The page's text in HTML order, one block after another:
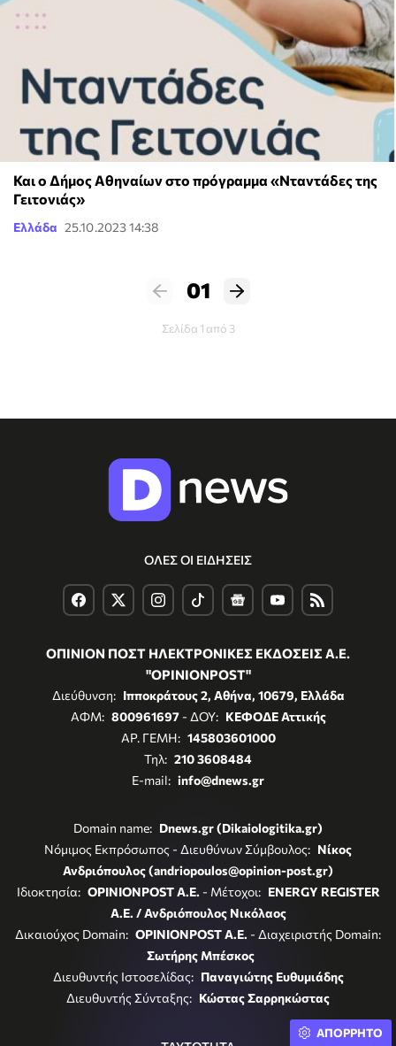
Και ο Δήμος Αθηναίων στο πρόγραμμα «Νταντάδες της
Γειτονιάς»
Ελλάδα 25.10.2023 14:38
01
Σελίδα 1 από 3
ΟΛΕΣ ΟΙ ΕΙΔΗΣΕΙΣ
ΟΠΙΝΙΟΝ ΠΟΣΤ ΗΛΕΚΤΡΟΝΙΚΕΣ ΕΚΔΟΣΕΙΣ Α.Ε.
"OPINIONPOST"
Διεύθυνση: Ιπποκράτους 2, Αθήνα, 10679, Ελλάδα
ΑΦΜ: 800961697- ΔΟΥ: ΚΕΦΟΔΕ Αττικής
ΑΡ. ΓΕΜΗ: 145803601000
Τηλ: 210 3608484
E-mail: info@dnews.gr
Domain name: Dnews.gr (Dikaiologitika.gr)
Νόμιμος Εκπρόσωπος - Διευθύνων Σύμβουλος: Νίκος
Ανδριόπουλος (andriopoulos@opinion-post.gr)
Ιδιοκτησία: OPINIONPOST A.E. - Μέτοχοι: ENERGY REGISTER
Α.Ε. / Ανδριόπουλος Νικόλαος
Δικαιούχος Domain: OPINIONPOST A.E. - Διαχειριστής Domain:
Σωτήρης Μπέσκος
Διευθυντής Ιστοσελίδας: Παναγιώτης Ευθυμιάδης
Διευθυντής Σύνταξης: Κώστας Σαρρηκώστας
ΑΠΟΡΡΗΤΟ